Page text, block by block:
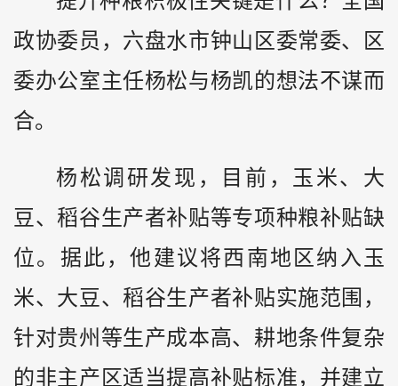
政协委员，六盘水市钟山区委常委、区
委办公室主任杨松与杨凯的想法不谋而
合。
杨松调研发现，目前，玉米、大
豆、稻谷生产者补贴等专项种粮补贴缺
位。据此，他建议将西南地区纳入玉
米、大豆、稻谷生产者补贴实施范围，
针对贵州等生产成本高、耕地条件复杂
的非主产区适当提高补贴标准，并建立